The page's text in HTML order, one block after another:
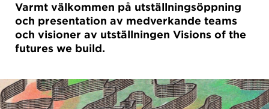
Varmt välkommen på utställningsöppning
och presentation av medverkande teams
och visioner av utställningen Visions of the
futures we build.